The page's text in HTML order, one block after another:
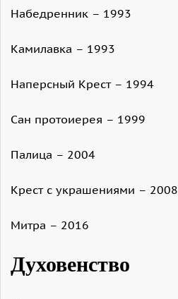
Набедренник – 1993
Камилавка – 1993
Наперсный Крест – 1994
Сан протоиерея – 1999
Палица – 2004
Крест с украшениями – 2008
Митра – 2016
Духовенство